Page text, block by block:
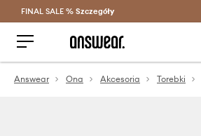
Oszczędzaj z Answear Club >
FINAL SALE % Szczegóły
Answear Ona Akcesoria Torebki